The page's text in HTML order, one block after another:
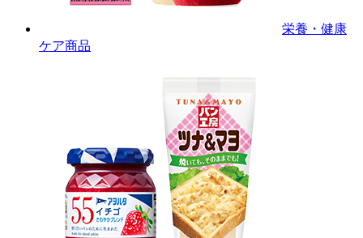
栄養・健康
ケア商品